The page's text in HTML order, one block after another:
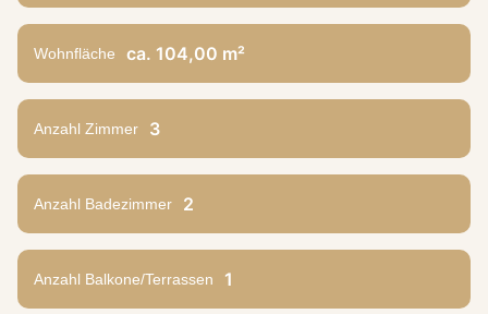
Wohnfläche ca. 104,00 m²
Anzahl Zimmer 3
Anzahl Badezimmer 2
Anzahl Balkone/Terrassen 1